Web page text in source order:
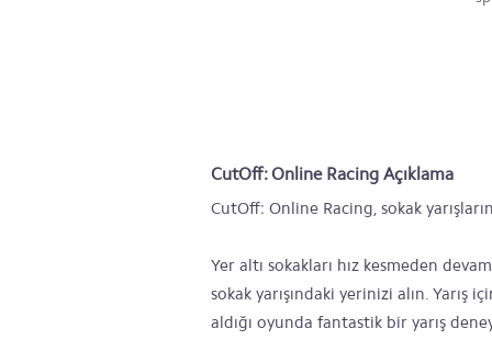
CutOff: Online Racing Açıklama
CutOff: Online Racing, sokak
Yer altı sokakları hız kesmeden
sokak yarışındaki yerinizi alın.
aldığı oyunda fantastik bir yarış